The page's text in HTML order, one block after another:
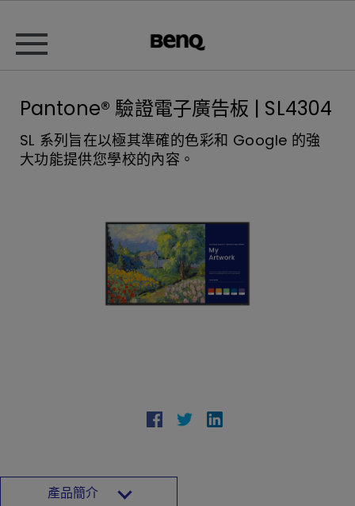
Pantone® 驗證電子廣告板 | SL4304
SL 系列旨在以極其準確的色彩和 Google 的強
大功能提供您學校的內容。
產品簡介